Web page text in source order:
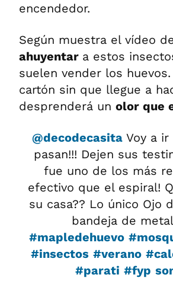
encendedor.
Según muestra el vídeo
ahuyentar a estos
suelen vender los
cartón sin que llegue a
desprenderá un olor que
@decodecasitaVoy a ir
pasan!!! Dejen sus
fue uno de los más
efectivo que el espiral!
su casa?? Lo único Ojo
bandeja de
#mapledehuevo
#insectos #verano
#parati #fyp